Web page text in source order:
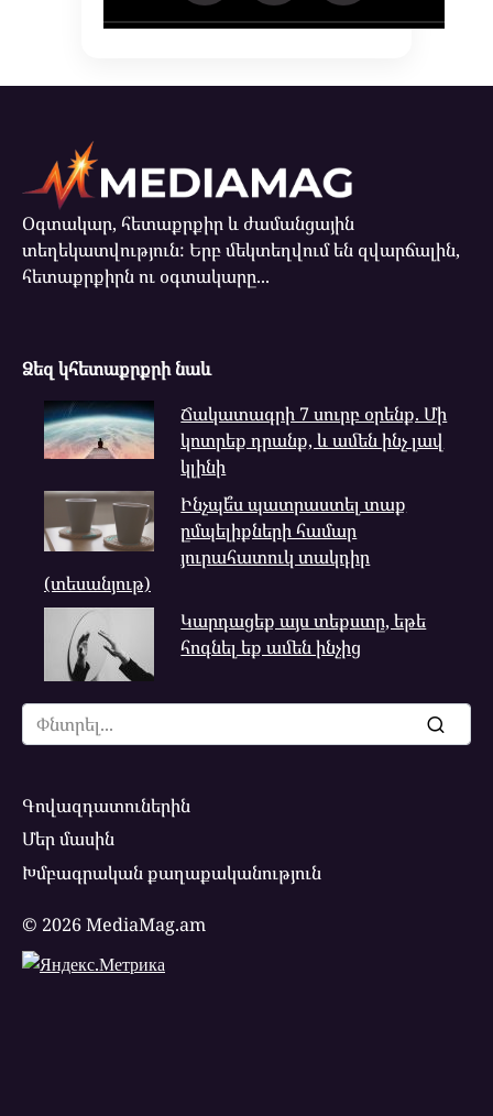
Օգտակար, հետաքրքիր և ժամանցային
տեղեկատվություն: Երբ մեկտեղվում են զվարճալին,
հետաքրքիրն ու օգտակարը...
Ձեզ կհետաքրքրի նաև
Ճակատագրի 7 սուրբ օրենք. Մի
կոտրեք դրանք, և ամեն ինչ լավ
կլինի
Ինչպե՞ս պատրաստել տաք
ըմպելիքների համար
յուրահատուկ տակդիր
(տեսանյութ)
Կարդացեք այս տեքստը, եթե
հոգնել եք ամեն ինչից
Search
for:
Գովազդատուներին
Մեր մասին
Խմբագրական քաղաքականություն
© 2026 MediaMag.am